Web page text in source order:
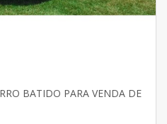
BATIDO PARA VENDA DE